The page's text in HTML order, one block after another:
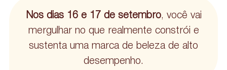
Nos dias 16 e 17 de setembro, você vai
mergulhar no que realmente constrói e
sustenta uma marca de beleza de alto
desempenho.